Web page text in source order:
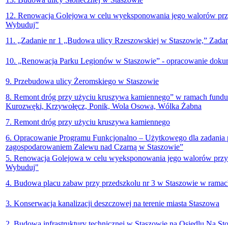
12. Renowacja Golejowa w celu wyeksponowania jego walorów
Wybuduj”
11. „Zadanie nr 1 „Budowa ulicy Rzeszowskiej w Staszowie,”
10. „Renowacja Parku Legionów w Staszowie” - opracowanie
9. Przebudowa ulicy Żeromskiego w Staszowie
8. Remont dróg przy użyciu kruszywa kamiennego” w ramach
Kurozwęki, Krzywołęcz, Ponik, Wola Osowa, Wólka Żabna
7. Remont dróg przy użyciu kruszywa kamiennego
6. Opracowanie Programu Funkcjonalno – Użytkowego dla
zagospodarowaniem Zalewu nad Czarną w Staszowie”
5. Renowacja Golejowa w celu wyeksponowania jego walorów
Wybuduj"
4. Budowa placu zabaw przy przedszkolu nr 3 w Staszowie w
3. Konserwacja kanalizacji deszczowej na terenie miasta Staszowa